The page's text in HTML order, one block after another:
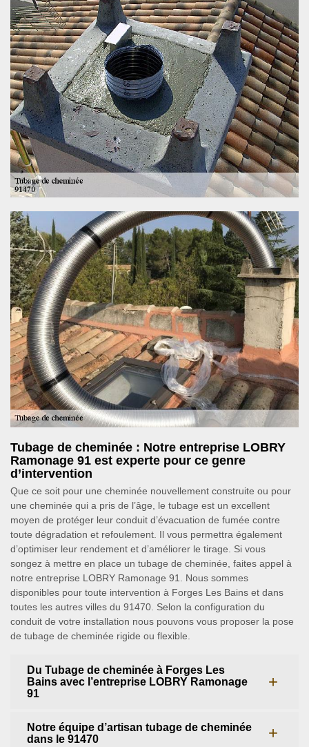
Tubage de cheminée : Notre entreprise LOBRY
Ramonage 91 est experte pour ce genre
d’intervention
Que ce soit pour une cheminée nouvellement construite ou pour
une cheminée qui a pris de l’âge, le tubage est un excellent
moyen de protéger leur conduit d’évacuation de fumée contre
toute dégradation et refoulement. Il vous permettra également
d’optimiser leur rendement et d’améliorer le tirage. Si vous
songez à mettre en place un tubage de cheminée, faites appel à
notre entreprise LOBRY Ramonage 91. Nous sommes
disponibles pour toute intervention à Forges Les Bains et dans
toutes les autres villes du 91470. Selon la configuration du
conduit de votre installation nous pouvons vous proposer la pose
de tubage de cheminée rigide ou flexible.
Du Tubage de cheminée à Forges Les
Bains avec l’entreprise LOBRY Ramonage
91
Notre équipe d’artisan tubage de cheminée
dans le 91470